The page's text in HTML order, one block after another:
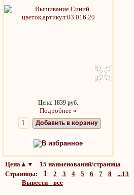
Цена: 1839 руб.
Подробнее »
Добавить в корзину
В избранное
Цена▲▼ 15 наименований/страница
Страницы: 1 2 3 4 5 6 7 8 ...13
Вывести все